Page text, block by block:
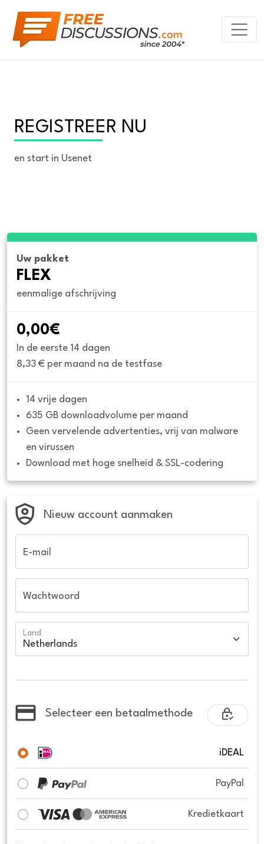
REGISTREER NU
en start in Usenet
Uw pakket
FLEX
eenmalige afschrijving
0,00€
In de eerste 14 dagen
8,33 € per maand na de testfase
14 vrije dagen
635 GB downloadvolume per maand
Geen vervelende advertenties, vrij van malware
en virussen
Download met hoge snelheid & SSL-codering
Nieuw account aanmaken
E-mail
Wachtwoord
Land
Selecteer een betaalmethode
iDEAL
PayPal
Kredietkaart